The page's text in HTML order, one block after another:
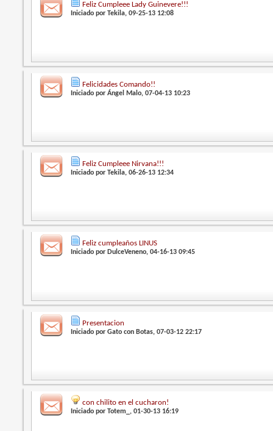
Feliz Cumpleee Lady Guinevere!!!
Iniciado porTekila, 09-25-13 12:08
Felicidades Comando!!
Iniciado porÁngel Malo, 07-04-13 10:23
Feliz Cumpleee Nirvana!!!
Iniciado porTekila, 06-26-13 12:34
Feliz cumpleaños LINUS
Iniciado porDulceVeneno, 04-16-13 09:45
Presentacion
Iniciado porGato con Botas, 07-03-12 22:17
con chilito en el cucharon!
Iniciado porTotem_, 01-30-13 16:19